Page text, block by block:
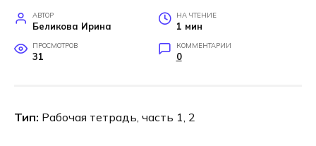
АВТОР
Беликова Ирина
НА ЧТЕНИЕ
1 мин
ПРОСМОТРОВ
31
КОММЕНТАРИИ
0
Тип: Рабочая тетрадь, часть 1, 2